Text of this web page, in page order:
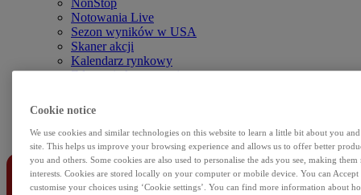
Notowania Live
Sezon wyników w USA
Skaner akcji
Kalendarz rynkowy
Zdarzenia korporacyjne
Rolowania
Kontakt
Cookie notice
We use cookies and similar technologies on this website to learn a little bit about you
site. This helps us improve your browsing experience and allows us to offer better
you and others. Some cookies are also used to personalise the ads you see, making
interests. Cookies are stored locally on your computer or mobile device. You can
customise your choices using ‘Cookie settings’. You can find more information about